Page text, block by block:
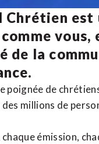
Chrétien
vous,
de la
poignée de
millions de
émission,